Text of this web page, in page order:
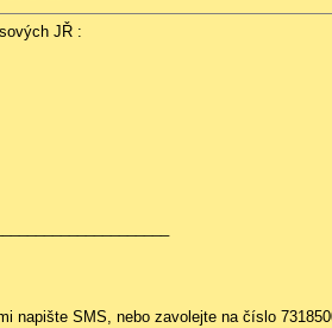
JŘ :
napište SMS, nebo zavolejte na číslo